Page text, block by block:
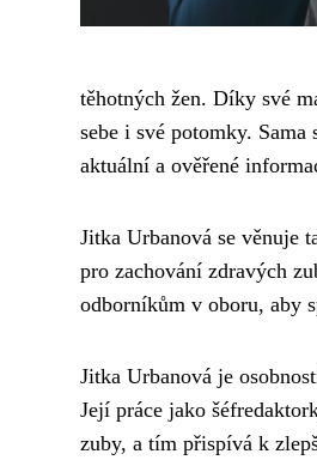
těhotných žen. Díky své
sebe i své potomky.
aktuální a ověřené
Jitka Urbanová se věnuje
pro zachování zdravých
odborníkům v oboru, aby
Jitka Urbanová je
Její práce jako
zuby, a tím přispívá k